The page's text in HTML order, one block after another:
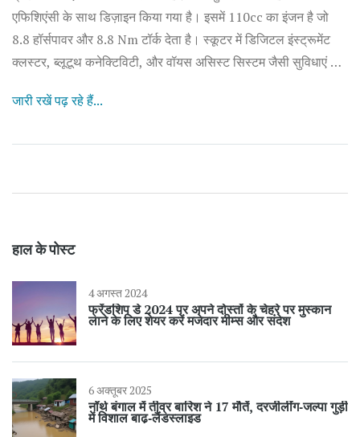
एफिशिएंसी के साथ डिज़ाइन किया गया है। इसमें 110cc का इंजन है जो
8.8 हॉर्सपावर और 8.8 Nm टॉर्क देता है। स्कूटर में डिजिटल इंस्ट्रूमेंट
क्लस्टर, ब्लूटूथ कनेक्टिविटी, और वॉयस असिस्ट सिस्टम जैसी सुविधाएं भी
जारी रखें पढ़ रहे हैं...
हाल के पोस्ट
4 अगस्त 2024
फ्रेंडशिप डे 2024 पर अपने दोस्तों के चेहरे पर मुस्कान
लाने के लिए शेयर करें मजेदार मीम्स और संदेश
6 अक्तूबर 2025
नॉर्थ बंगाल में तीव्र बारिश ने 17 मौतें, दरजीलींग‑जल्पा गुड़ी
में विशाल बाढ़‑लैंडस्लाइड